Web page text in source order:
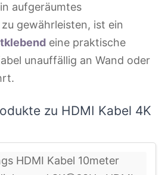
aufgeräumtes
gewährleisten, ist ein
eine praktische
unauffällig an Wand oder
zu HDMI Kabel 4K